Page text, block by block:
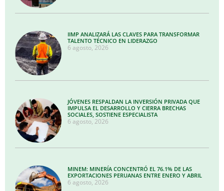
IIMP ANALIZARÁ LAS CLAVES PARA TRANSFORMAR
TALENTO TÉCNICO EN LIDERAZGO
6 agosto, 2026
JÓVENES RESPALDAN LA INVERSIÓN PRIVADA QUE
IMPULSA EL DESARROLLO Y CIERRA BRECHAS
SOCIALES, SOSTIENE ESPECIALISTA
6 agosto, 2026
MINEM: MINERÍA CONCENTRÓ EL 76.1% DE LAS
EXPORTACIONES PERUANAS ENTRE ENERO Y ABRIL
6 agosto, 2026